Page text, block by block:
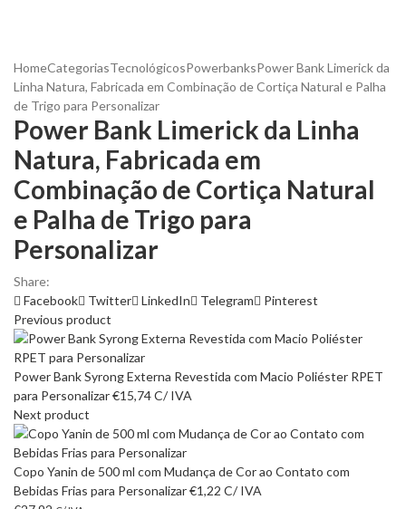
HomeCategoriasTecnológicosPowerbanksPower Bank Limerick da
Linha Natura, Fabricada em Combinação de Cortiça Natural e Palha
de Trigo para Personalizar
Power Bank Limerick da Linha
Natura, Fabricada em
Combinação de Cortiça Natural
e Palha de Trigo para
Personalizar
Share:
Facebook
Twitter LinkedIn Telegram
Pinterest
Previous product
Power Bank Syrong Externa Revestida com Macio Poliéster RPET
para Personalizar€15,74C/ IVA
Next product
Copo Yanin de 500 ml com Mudança de Cor ao Contato com
Bebidas Frias para Personalizar€1,22 C/ IVA